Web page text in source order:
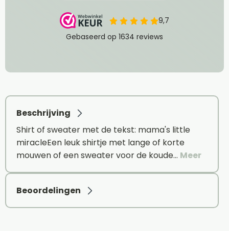
Beschrijving
Shirt of sweater met de tekst: mama's little
miracleEen leuk shirtje met lange of korte
mouwen of een sweater voor de koude… Meer
Beoordelingen